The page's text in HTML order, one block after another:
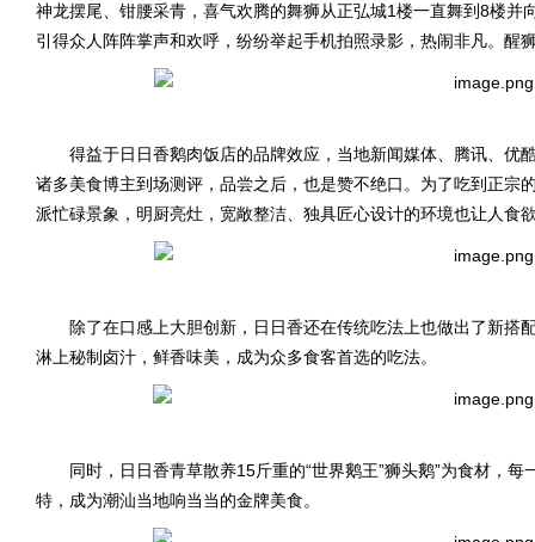
神龙摆尾、钳腰采青，喜气欢腾的舞狮从正弘城1楼一直舞到8楼
引得众人阵阵掌声和欢呼，纷纷举起手机拍照录影，热闹非凡。醒
得益于日日香鹅肉饭店的品牌效应，当地新闻媒体、腾讯、优
诸多美食博主到场测评，品尝之后，也是赞不绝口。为了吃到正宗
派忙碌景象，明厨亮灶，宽敞整洁、独具匠心设计的环境也让人食
除了在口感上大胆创新，日日香还在传统吃法上也做出了新搭
淋上秘制卤汁，鲜香味美，成为众多食客首选的吃法。
同时，日日香青草散养15斤重的“世界鹅王”狮头鹅”为食材，每
特，成为潮汕当地响当当的金牌美食。